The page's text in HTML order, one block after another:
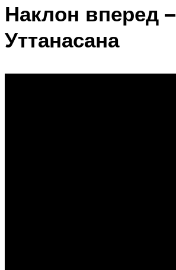
Наклон вперед –
Уттанасана